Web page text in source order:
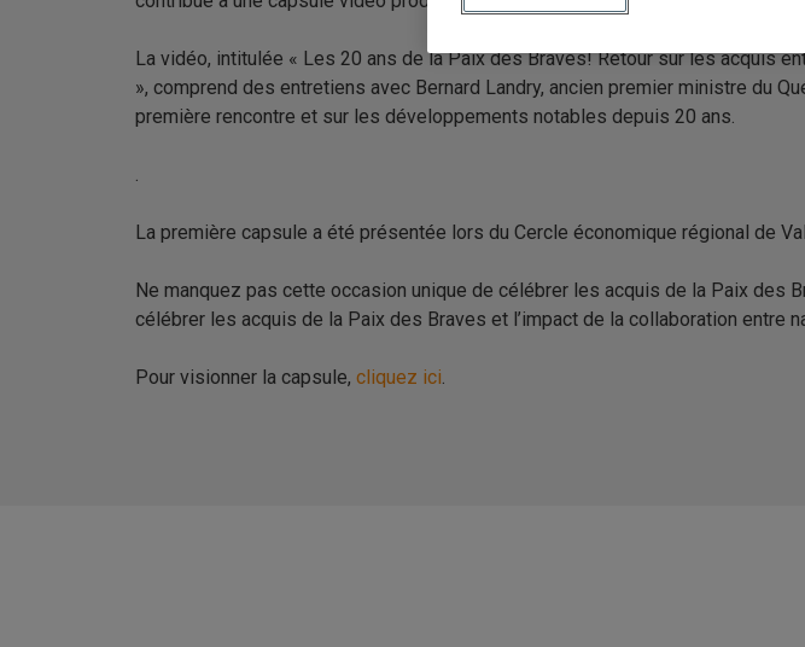
La vidéo, intitulée « Les 20 ans de la Paix des Braves! Retour sur les acquis
», comprend des entretiens avec Bernard Landry, ancien premier ministre du
première rencontre et sur les développements notables depuis 20 ans.
La première capsule a été présentée lors du Cercle économique régional de
Ne manquez pas cette occasion unique de célébrer les acquis de la Paix des
célébrer les acquis de la Paix des Braves et l’impact de la collaboration entre
Pour visionner la capsule, cliquez ici